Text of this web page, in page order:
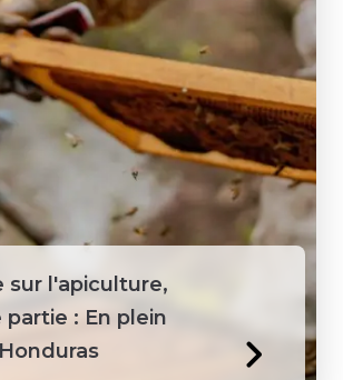
Nord-Ouest
sur l'apiculture,
: En plein